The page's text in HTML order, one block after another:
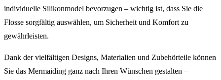
individuelle Silikonmodel bevorzugen – wichtig ist, dass Sie die
Flosse sorgfältig auswählen, um Sicherheit und Komfort zu
gewährleisten.
Dank der vielfältigen Designs, Materialien und Zubehörteile können
Sie das Mermaiding ganz nach Ihren Wünschen gestalten –